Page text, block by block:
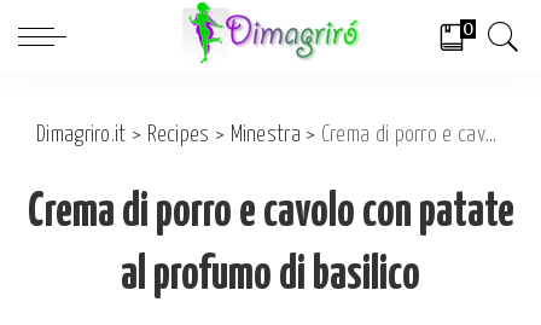
0
Dimagriro.it > Recipes > Minestra > Crema di porro e cavolo con patate al profumo di basilico
Crema di porro e cavolo con patate
al profumo di basilico